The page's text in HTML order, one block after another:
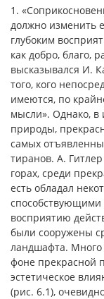
1.
должно изменить
глубоким
как добро, благо,
высказывался И.
того, кого
имеются, по
мысли». Однако, в
природы,
самых
тиранов. А.
горах, среди
есть обладал
способствующими
восприятию
были сооружены
ландшафта.
фоне прекрасной
эстетическое
(рис. 6.1),